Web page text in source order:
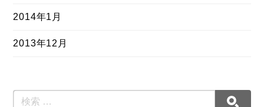
2014年1月
2013年12月